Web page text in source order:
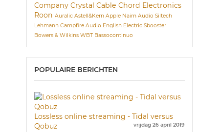
Company Crystal Cable Chord Electronics
Roon Auralic Astell&Kern Apple Naim Audio Siltech
Lehmann Campfire Audio English Electric Sbooster
Bowers & Wilkins WBT Bassocontinuo
POPULAIRE BERICHTEN
Lossless online streaming - Tidal versus
Qobuz
vrijdag 26 april 2019